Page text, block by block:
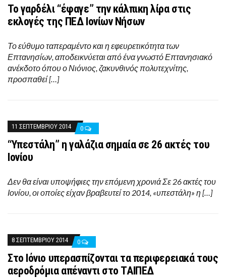
Το γαρδέλι “έφαγε” την κάλπικη λίρα στις
εκλογές της ΠΕΔ Ιονίων Νήσων
Το εύθυμο ταπεραμέντο και η εφευρετικότητα των
Επτανησίων, αποδεικνύεται από ένα γνωστό Επτανησιακό
ανέκδοτο όπου ο Νιόνιος, ζακυνθινός πολυτεχνίτης,
προσπαθεί […]
11 ΣΕΠΤΕΜΒΡΊΟΥ 2014 0
“Υπεστάλη” η γαλάζια σημαία σε 26 ακτές του
Ιονίου
Δεν θα είναι υποψήφιες την επόμενη χρονιά Σε 26 ακτές του
Ιονίου, οι οποίες είχαν βραβευτεί το 2014, «υπεστάλη» η […]
8 ΣΕΠΤΕΜΒΡΊΟΥ 2014 0
Στο Ιόνιο υπερασπίζονται τα περιφερειακά τους
αεροδρόμια απέναντι στο ΤΑΙΠΕΔ